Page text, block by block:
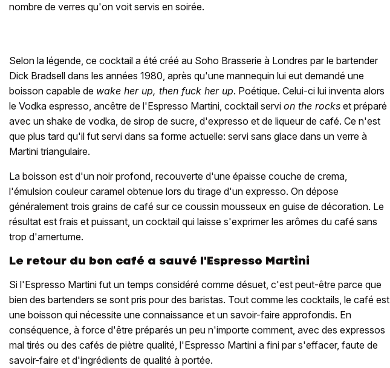
nombre de verres qu'on voit servis en soirée.
Selon la légende, ce cocktail a été créé au Soho Brasserie à Londres par le bartender
Dick Bradsell dans les années 1980, après qu'une mannequin lui eut demandé une
boisson capable de wake her up, then fuck her up. Poétique. Celui-ci lui inventa alors
le Vodka espresso, ancêtre de l'Espresso Martini, cocktail servi on the rocks et préparé
avec un shake de vodka, de sirop de sucre, d'expresso et de liqueur de café. Ce n'est
que plus tard qu'il fut servi dans sa forme actuelle: servi sans glace dans un verre à
Martini triangulaire.
La boisson est d'un noir profond, recouverte d'une épaisse couche de crema,
l'émulsion couleur caramel obtenue lors du tirage d'un expresso. On dépose
généralement trois grains de café sur ce coussin mousseux en guise de décoration. Le
résultat est frais et puissant, un cocktail qui laisse s'exprimer les arômes du café sans
trop d'amertume.
Le retour du bon café a sauvé l'Espresso Martini
Si l'Espresso Martini fut un temps considéré comme désuet, c'est peut-être parce que
bien des bartenders se sont pris pour des baristas. Tout comme les cocktails, le café est
une boisson qui nécessite une connaissance et un savoir-faire approfondis. En
conséquence, à force d'être préparés un peu n'importe comment, avec des expressos
mal tirés ou des cafés de piètre qualité, l'Espresso Martini a fini par s'effacer, faute de
savoir-faire et d'ingrédients de qualité à portée.